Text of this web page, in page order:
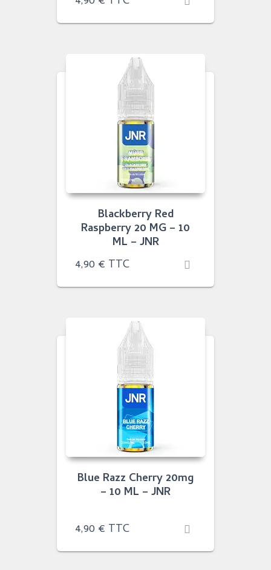
Blackberry Red
Raspberry 20 MG – 10
ML – JNR
4,90 € TTC
Blue Razz Cherry 20mg
– 10 ML – JNR
4,90 € TTC